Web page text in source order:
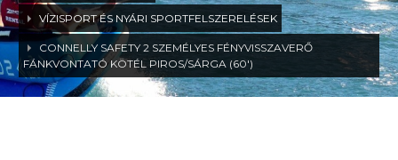
VÍZISPORT ÉS NYÁRI SPORTFELSZERELÉSEK
CONNELLY SAFETY 2 SZEMÉLYES FÉNYVISSZAVERŐ
FÁNKVONTATÓ KÖTÉL PIROS/SÁRGA (60′)